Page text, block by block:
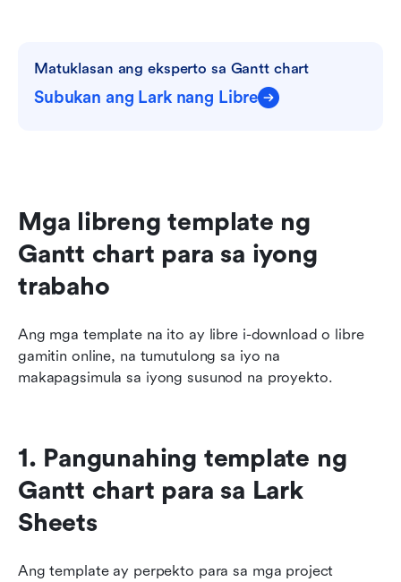
Matuklasan ang eksperto sa Gantt chart
Subukan ang Lark nang Libre
Mga libreng template ng
Gantt chart para sa iyong
trabaho
Ang mga template na ito ay libre i-download o libre
gamitin online, na tumutulong sa iyo na
makapagsimula sa iyong susunod na proyekto.
1. Pangunahing template ng
Gantt chart para sa Lark
Sheets
Ang template ay perpekto para sa mga project